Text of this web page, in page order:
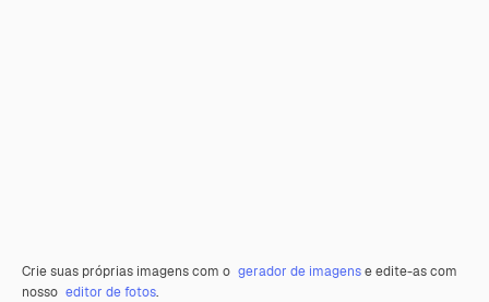
Crie suas próprias imagens com o gerador de imagense edite-as com
nosso editor de fotos.